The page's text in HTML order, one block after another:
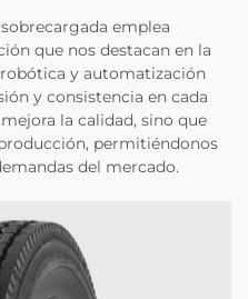
emplea
que nos destacan en la
y automatización
y consistencia en cada
la calidad, sino que
permitiéndonos
del mercado.